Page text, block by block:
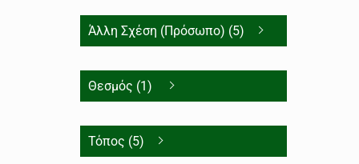
Άλλη Σχέση (Πρόσωπο) (5)
Θεσμός (1)
Τόπος (5)